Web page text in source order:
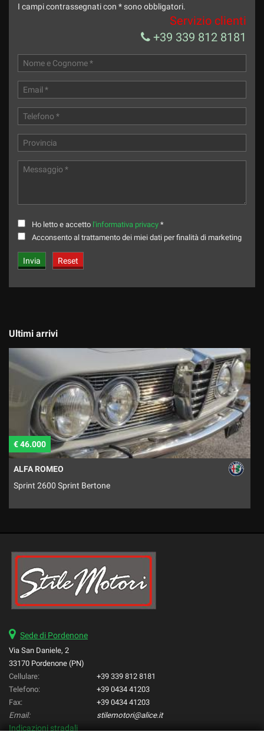
I campi contrassegnati con * sono obbligatori.
Servizio clienti
+39 339 812 8181
Ho letto e accetto l'informativa privacy *
Acconsento al trattamento dei miei dati per finalità di marketing
Ultimi arrivi
€ 46.000
ALFA ROMEO
Sprint 2600 Sprint Bertone
Sede di Pordenone
Via San Daniele, 2
33170 Pordenone (PN)
Cellulare:
+39 339 812 8181
Telefono:
+39 0434 41203
Fax:
+39 0434 41203
Email:
stilemotori@alice.it
Indicazioni stradali